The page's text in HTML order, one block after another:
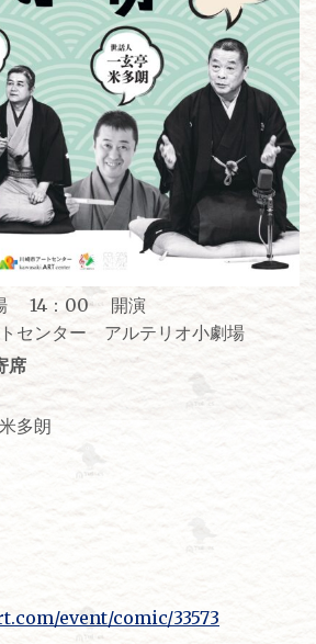
14：00 開演
センター アルテリオ小劇場
席
多朗
event/comic/33573